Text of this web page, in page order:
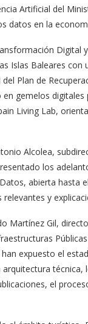
Artificial del
datos en la
Digital
Islas Baleares con
del Plan de
en gemelos
Living Lab,
Alcolea,
los
abierta hasta
y
Martínez Gil,
expuesto el
el